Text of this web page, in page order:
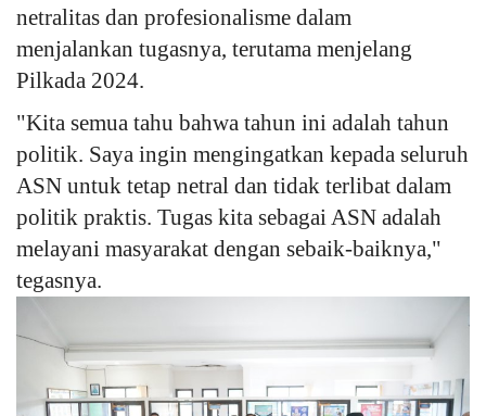
netralitas dan profesionalisme dalam
menjalankan tugasnya, terutama menjelang
Pilkada 2024.
"Kita semua tahu bahwa tahun ini adalah tahun
politik. Saya ingin mengingatkan kepada seluruh
ASN untuk tetap netral dan tidak terlibat dalam
politik praktis. Tugas kita sebagai ASN adalah
melayani masyarakat dengan sebaik-baiknya,"
tegasnya.